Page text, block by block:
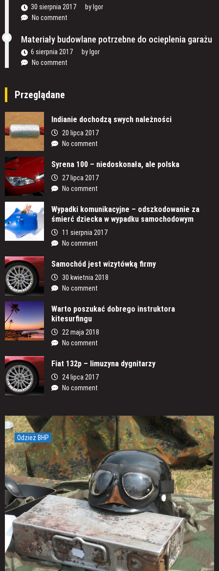
30 sierpnia 2017 by Igor
No comment
Materiały budowlane potrzebne do ocieplenia garażu
6 sierpnia 2017 by Igor
No comment
Przeglądane
Indianie dochodzą swych należności
20 lipca 2017
No comment
Syrena 100 – niedoskonała, ale polska
27 lipca 2017
No comment
Wypadki komunikacyjne – odszkodowanie za
śmierć dziecka w wypadku samochodowym
11 sierpnia 2017
No comment
Samochód jest wizytówką firmy
30 kwietnia 2018
No comment
Warto poszukać dobrego instruktora
kitesurfingu
22 maja 2018
No comment
Fiat 132p – limuzyna dygnitarzy
24 lipca 2017
No comment
Odzież BHP